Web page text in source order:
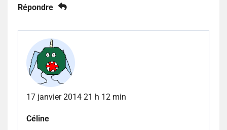
Répondre
17 janvier 2014 21 h 12 min
Céline